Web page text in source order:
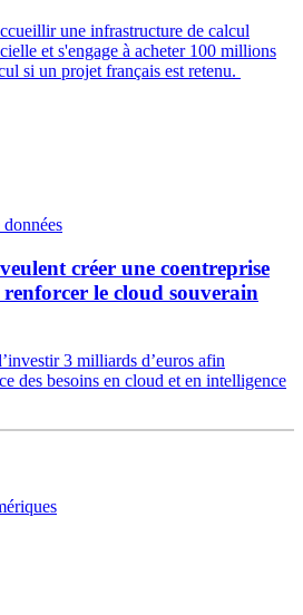
une infrastructure de calcul
et s'engage à acheter 100 millions
si un projet français est retenu.
créer une coentreprise
le cloud souverain
3 milliards d’euros afin
des besoins en cloud et en intelligence